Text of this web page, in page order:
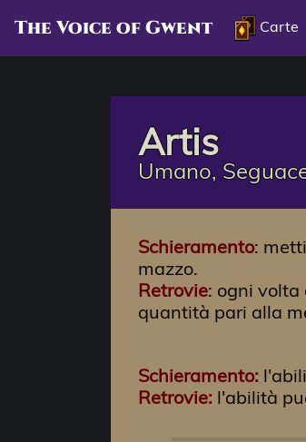
The Voice of Gwent Carte
Artis
Umano,
Schieramento:
mazzo.
Retrovie: ogni volta
quantità pari alla
Schieramento:
Retrovie: l'abilità